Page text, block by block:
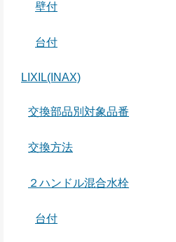
壁付
台付
LIXIL(INAX)
交換部品別対象品番
交換方法
２ハンドル混合水栓
台付